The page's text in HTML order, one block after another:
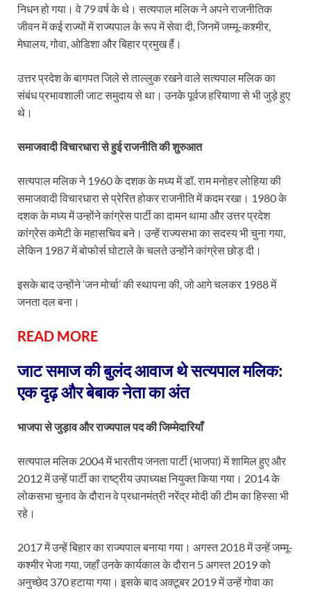
निधन हो गया। वे 79 वर्ष के थे। सत्यपाल मलिक ने अपने राजनीतिक
जीवन में कई राज्यों में राज्यपाल के रूप में सेवा दी, जिनमें जम्मू-कश्मीर,
मेघालय, गोवा, ओडिशा और बिहार प्रमुख हैं।
उत्तर प्रदेश के बागपत जिले से ताल्लुक रखने वाले सत्यपाल मलिक का
संबंध प्रभावशाली जाट समुदाय से था। उनके पूर्वज हरियाणा से भी जुड़े हुए
थे।
समाजवादी विचारधारा से हुई राजनीति की शुरुआत
सत्यपाल मलिक ने 1960 के दशक के मध्य में डॉ. राम मनोहर लोहिया की
समाजवादी विचारधारा से प्रेरित होकर राजनीति में कदम रखा। 1980 के
दशक के मध्य में उन्होंने कांग्रेस पार्टी का दामन थामा और उत्तर प्रदेश
कांग्रेस कमेटी के महासचिव बने। उन्हें राज्यसभा का सदस्य भी चुना गया,
लेकिन 1987 में बोफोर्स घोटाले के चलते उन्होंने कांग्रेस छोड़ दी।
इसके बाद उन्होंने ‘जन मोर्चा’ की स्थापना की, जो आगे चलकर 1988 में
जनता दल बना।
READ MORE
जाट समाज की बुलंद आवाज थे सत्यपाल मलिक:
एक दृढ़ और बेबाक नेता का अंत
भाजपा से जुड़ाव और राज्यपाल पद की जिम्मेदारियाँ
सत्यपाल मलिक 2004 में भारतीय जनता पार्टी (भाजपा) में शामिल हुए और
2012 में उन्हें पार्टी का राष्ट्रीय उपाध्यक्ष नियुक्त किया गया। 2014 के
लोकसभा चुनाव के दौरान वे प्रधानमंत्री नरेंद्र मोदी की टीम का हिस्सा भी
रहे।
2017 में उन्हें बिहार का राज्यपाल बनाया गया। अगस्त 2018 में उन्हें जम्मू-
कश्मीर भेजा गया, जहाँ उनके कार्यकाल के दौरान 5 अगस्त 2019 को
अनुच्छेद 370 हटाया गया। इसके बाद अक्टूबर 2019 में उन्हें गोवा का